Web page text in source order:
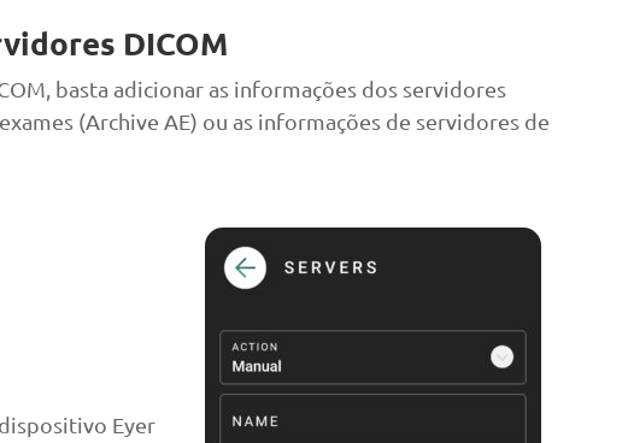
DICOM
basta adicionar as informações dos servidores
(Archive AE) ou as informações de servidores de
Eyer